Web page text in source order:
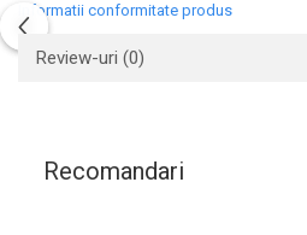
Informatii conformitate produs
Review-uri (0)
Recomandari